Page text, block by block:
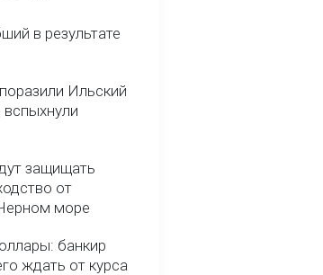
в результате
Ильский
защищать
от
море
банкир
ждать от курса